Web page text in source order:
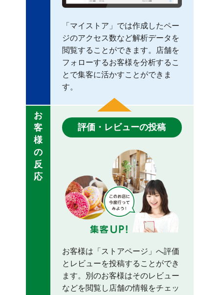
「マイストア」では作成したペー
ジのアクセス数など解析データを
閲覧することができます。店舗を
フォローするお客様を分析するこ
とで集客に活かすことができま
す。
お
客
様
の
反
応
評価・レビューの投稿
お客様は「ストアページ」へ評価
とレビューを投稿することができ
ます。別のお客様はそのレビュー
などを閲覧し店舗の情報をチェッ